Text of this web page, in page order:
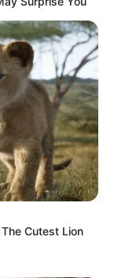
Cutest Lion